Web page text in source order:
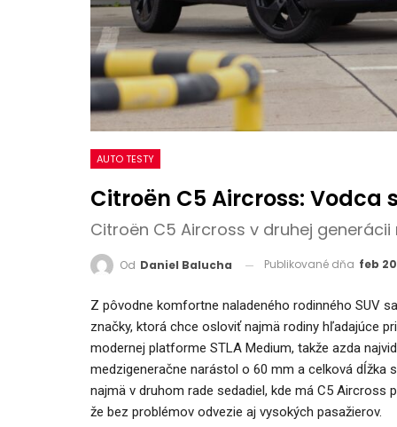
AUTO TESTY
Citroën C5 Aircross: Vodca
Citroën C5 Aircross v druhej
Od Daniel Balucha Publikované dňa feb
Z pôvodne komfortne naladeného rodinného SUV
značky, ktorá chce osloviť najmä rodiny hľadajúce
modernej platforme STLA Medium, takže azda
medzigeneračne narástol o 60 mm a celková dĺžka
najmä v druhom rade sedadiel, kde má C5 Aircross
že bez problémov odvezie aj vysokých pasažierov.